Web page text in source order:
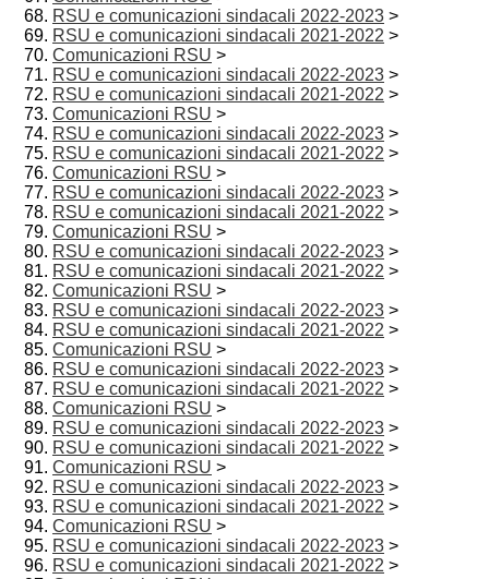
RSU e comunicazioni sindacali 2022-2023 >
RSU e comunicazioni sindacali 2021-2022 >
Comunicazioni RSU >
RSU e comunicazioni sindacali 2022-2023 >
RSU e comunicazioni sindacali 2021-2022 >
Comunicazioni RSU >
RSU e comunicazioni sindacali 2022-2023 >
RSU e comunicazioni sindacali 2021-2022 >
Comunicazioni RSU >
RSU e comunicazioni sindacali 2022-2023 >
RSU e comunicazioni sindacali 2021-2022 >
Comunicazioni RSU >
RSU e comunicazioni sindacali 2022-2023 >
RSU e comunicazioni sindacali 2021-2022 >
Comunicazioni RSU >
RSU e comunicazioni sindacali 2022-2023 >
RSU e comunicazioni sindacali 2021-2022 >
Comunicazioni RSU >
RSU e comunicazioni sindacali 2022-2023 >
RSU e comunicazioni sindacali 2021-2022 >
Comunicazioni RSU >
RSU e comunicazioni sindacali 2022-2023 >
RSU e comunicazioni sindacali 2021-2022 >
Comunicazioni RSU >
RSU e comunicazioni sindacali 2022-2023 >
RSU e comunicazioni sindacali 2021-2022 >
Comunicazioni RSU >
RSU e comunicazioni sindacali 2022-2023 >
RSU e comunicazioni sindacali 2021-2022 >